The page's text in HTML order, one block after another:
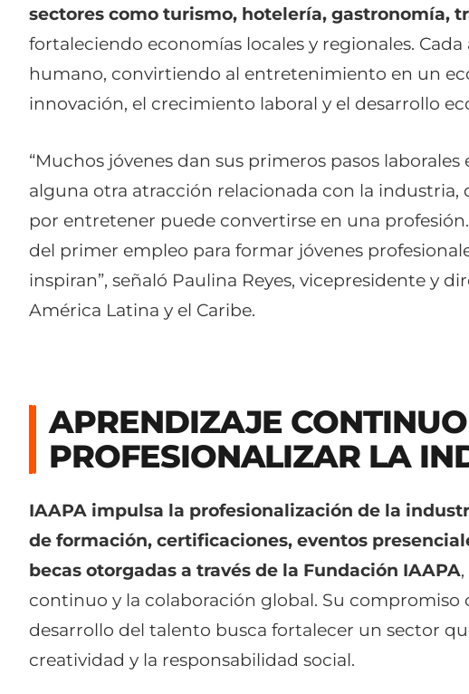
sectores como turismo, hotelería, gastronomía,
fortaleciendo economías locales y regionales.
humano, convirtiendo al entretenimiento en un
innovación, el crecimiento laboral y el desarrollo
“Muchos jóvenes dan sus primeros pasos
alguna otra atracción relacionada con la industria,
por entretener puede convertirse en una
del primer empleo para formar jóvenes
inspiran”, señaló Paulina Reyes, vicepresidente y
América Latina y el Caribe.
APRENDIZAJE
PROFESIONALIZAR LA
IAAPA impulsa la profesionalización de la
de formación, certificaciones, eventos
becas otorgadas a través de la Fundación IAAPA
continuo y la colaboración global. Su compromiso
desarrollo del talento busca fortalecer un sector
creatividad y la responsabilidad social.